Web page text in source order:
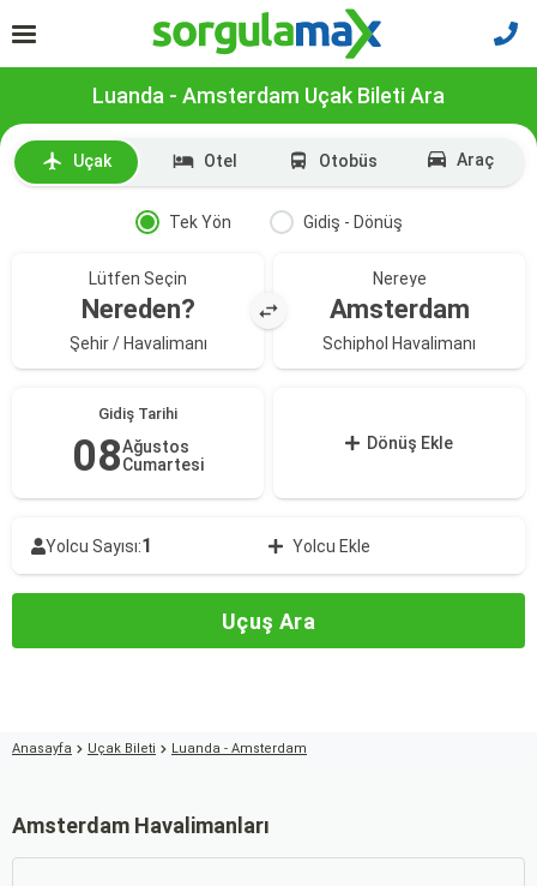
Luanda - Amsterdam Uçak Bileti Ara
Uçak Otel Otobüs Araç
Tek Yön Gidiş - Dönüş
Lütfen Seçin
Nereden?
Şehir / Havalimanı
Nereye
Amsterdam
Schiphol Havalimanı
Gidiş Tarihi
08Ağustos
Cumartesi
Dönüş Ekle
Yolcu Sayısı:1 Yolcu Ekle
Uçuş Ara
Anasayfa Uçak Bileti Luanda - Amsterdam
Amsterdam Havalimanları